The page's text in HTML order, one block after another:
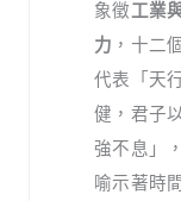
象徵工業
力 ，十二
代表「天
健，君子
強不息」
喻示著時